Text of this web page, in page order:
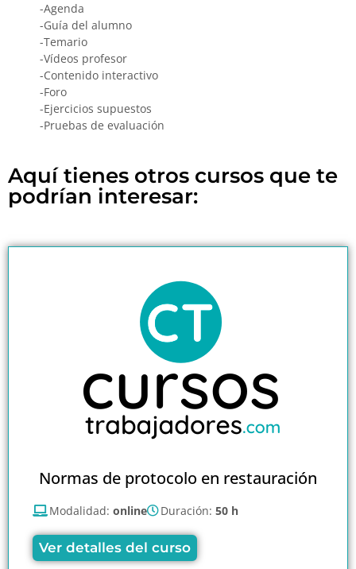
-Agenda
-Guía del alumno
-Temario
-Vídeos profesor
-Contenido interactivo
-Foro
-Ejercicios supuestos
-Pruebas de evaluación
Aquí tienes otros cursos que te
podrían interesar:
Normas de protocolo en restauración
Modalidad: online Duración: 50 h
Ver detalles del curso